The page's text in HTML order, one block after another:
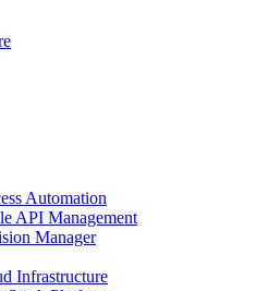
Automation
API Management
Manager
Infrastructure